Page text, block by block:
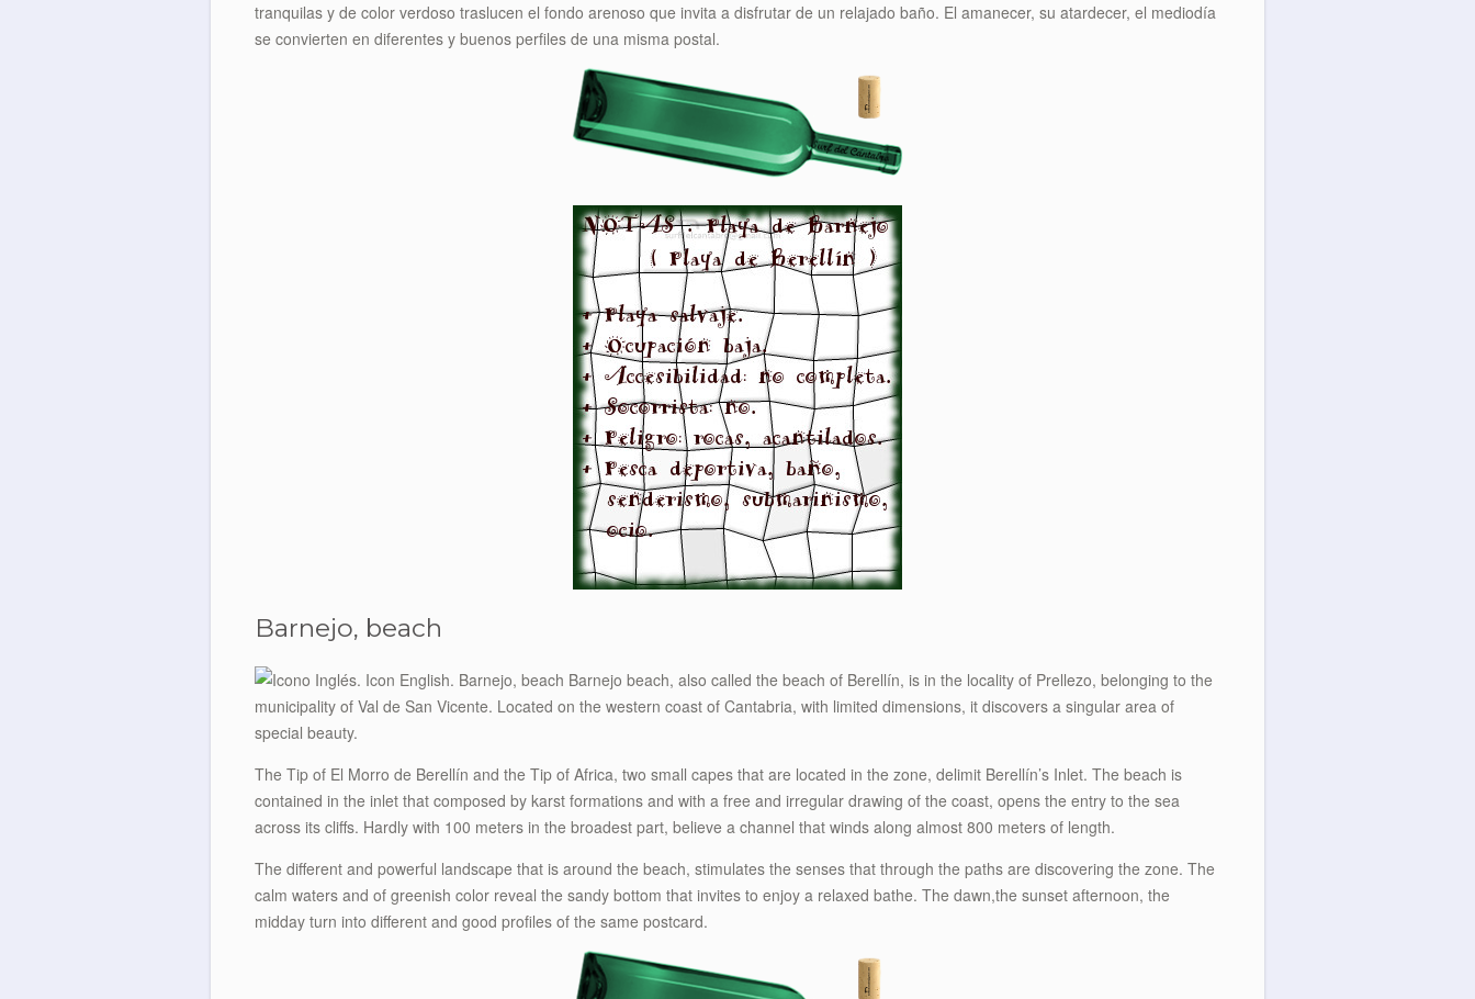
tranquilas y de color verdoso traslucen el fondo arenoso que invita a disfrutar de un relajado baño. El amanecer, su atardecer, el mediodía
se convierten en diferentes y buenos perfiles de una misma postal.
Barnejo, beach
Barnejo beach, also called the beach of Berellín, is in the locality of Prellezo, belonging to the
municipality of Val de San Vicente. Located on the western coast of Cantabria, with limited dimensions, it discovers a singular area of
special beauty.
The Tip of El Morro de Berellín and the Tip of Africa, two small capes that are located in the zone, delimit Berellín’s Inlet. The beach is
contained in the inlet that composed by karst formations and with a free and irregular drawing of the coast, opens the entry to the sea
across its cliffs. Hardly with 100 meters in the broadest part, believe a channel that winds along almost 800 meters of length.
The different and powerful landscape that is around the beach, stimulates the senses that through the paths are discovering the zone. The
calm waters and of greenish color reveal the sandy bottom that invites to enjoy a relaxed bathe. The dawn,the sunset afternoon, the
midday turn into different and good profiles of the same postcard.